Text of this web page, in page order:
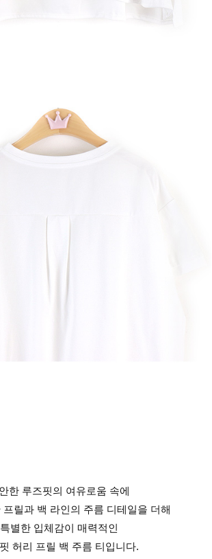
한 루즈핏의 여유로움 속에
프릴과 백 라인의 주름 디테일을 더해
특별한 입체감이 매력적인
허리 프릴 백 주름 티입니다.